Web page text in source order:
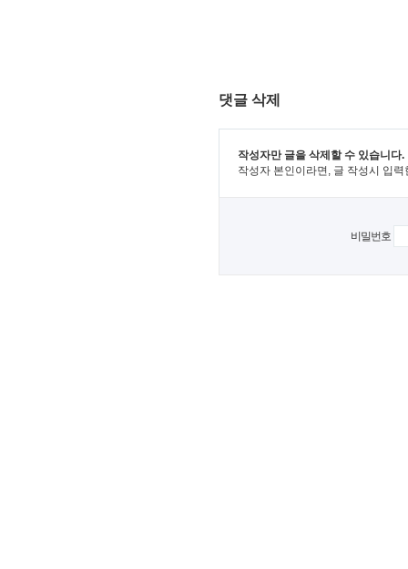
댓글 삭제
작성자만 글을 삭제할 수 있습니다.
작성자 본인이라면, 글 작성시 입
비밀번호